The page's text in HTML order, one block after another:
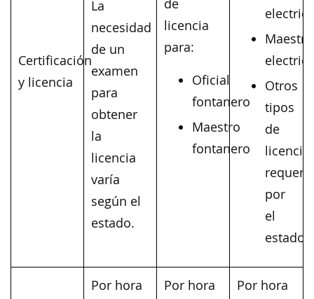
Certificación
y licencia
La
necesidad
de un
examen
para
obtener
la
licencia
varía
según el
estado.
de
licencia
para:
Oficial
fontanero
Maestro
fontanero
Maestro
Otros
tipos
de
por
el
estado
Por hora
Por hora
Por hora